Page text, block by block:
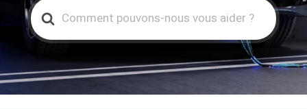
Search
For